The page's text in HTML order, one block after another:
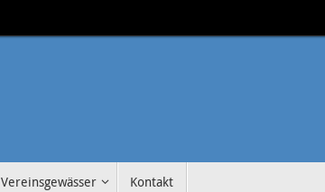
Vereinsgewässer Kontakt